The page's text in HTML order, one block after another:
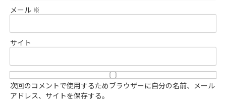
メール ※
サイト
次回のコメントで使用するためブラウザーに自分の名前、メール
アドレス、サイトを保存する。